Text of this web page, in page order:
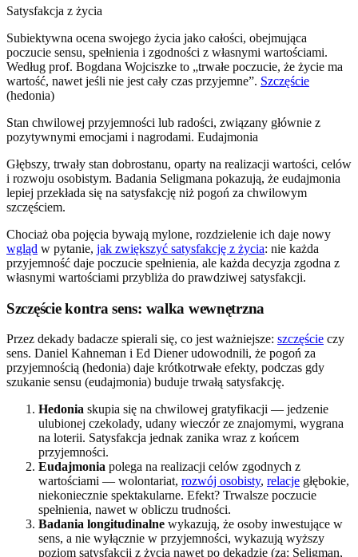
Satysfakcja z życia
Subiektywna ocena swojego życia jako całości, obejmująca
poczucie sensu, spełnienia i zgodności z własnymi wartościami.
Według prof. Bogdana Wojciszke to „trwałe poczucie, że życie ma
wartość, nawet jeśli nie jest cały czas przyjemne”. Szczęście
(hedonia)
Stan chwilowej przyjemności lub radości, związany głównie z
pozytywnymi emocjami i nagrodami. Eudajmonia
Głębszy, trwały stan dobrostanu, oparty na realizacji wartości, celów
i rozwoju osobistym. Badania Seligmana pokazują, że eudajmonia
lepiej przekłada się na satysfakcję niż pogoń za chwilowym
szczęściem.
Chociaż oba pojęcia bywają mylone, rozdzielenie ich daje nowy
wgląd w pytanie, jak zwiększyć satysfakcję z życia: nie każda
przyjemność daje poczucie spełnienia, ale każda decyzja zgodna z
własnymi wartościami przybliża do prawdziwej satysfakcji.
Szczęście kontra sens: walka wewnętrzna
Przez dekady badacze spierali się, co jest ważniejsze: szczęście czy
sens. Daniel Kahneman i Ed Diener udowodnili, że pogoń za
przyjemnością (hedonia) daje krótkotrwałe efekty, podczas gdy
szukanie sensu (eudajmonia) buduje trwałą satysfakcję.
Hedonia skupia się na chwilowej gratyfikacji — jedzenie
ulubionej czekolady, udany wieczór ze znajomymi, wygrana
na loterii. Satysfakcja jednak zanika wraz z końcem
przyjemności.
Eudajmonia polega na realizacji celów zgodnych z
wartościami — wolontariat, rozwój osobisty, relacje głębokie,
niekoniecznie spektakularne. Efekt? Trwalsze poczucie
spełnienia, nawet w obliczu trudności.
Badania longitudinalne wykazują, że osoby inwestujące w
sens, a nie wyłącznie w przyjemności, wykazują wyższy
poziom satysfakcji z życia nawet po dekadzie (za: Seligman,